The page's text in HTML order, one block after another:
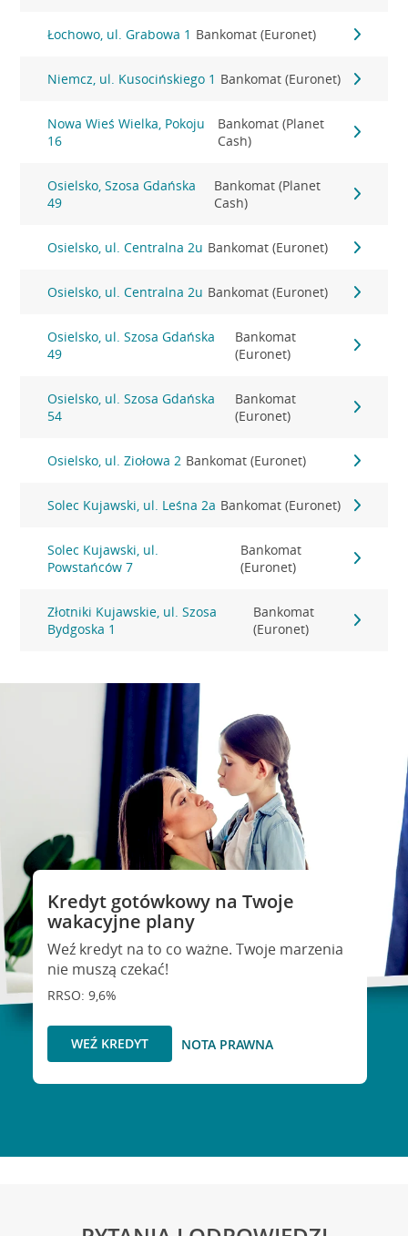
Łochowo, ul. Grabowa 1 Bankomat (Euronet)
Niemcz, ul. Kusocińskiego 1 Bankomat (Euronet)
Nowa Wieś Wielka, Pokoju
16
Bankomat (Planet
Cash)
Osielsko, Szosa Gdańska
49
Bankomat (Planet
Cash)
Osielsko, ul. Centralna 2u Bankomat (Euronet)
Osielsko, ul. Centralna 2u Bankomat (Euronet)
Osielsko, ul. Szosa Gdańska
49
Bankomat
(Euronet)
Osielsko, ul. Szosa Gdańska
54
Bankomat
(Euronet)
Osielsko, ul. Ziołowa 2 Bankomat (Euronet)
Solec Kujawski, ul. Leśna 2a Bankomat (Euronet)
Solec Kujawski, ul.
Powstańców 7
Bankomat
(Euronet)
Złotniki Kujawskie, ul. Szosa
Bydgoska 1
Bankomat
(Euronet)
Kredyt gotówkowy na Twoje
wakacyjne plany
Weź kredyt na to co ważne. Twoje marzenia
nie muszą czekać!
RRSO: 9,6%
WEŹ KREDYT NOTA PRAWNA